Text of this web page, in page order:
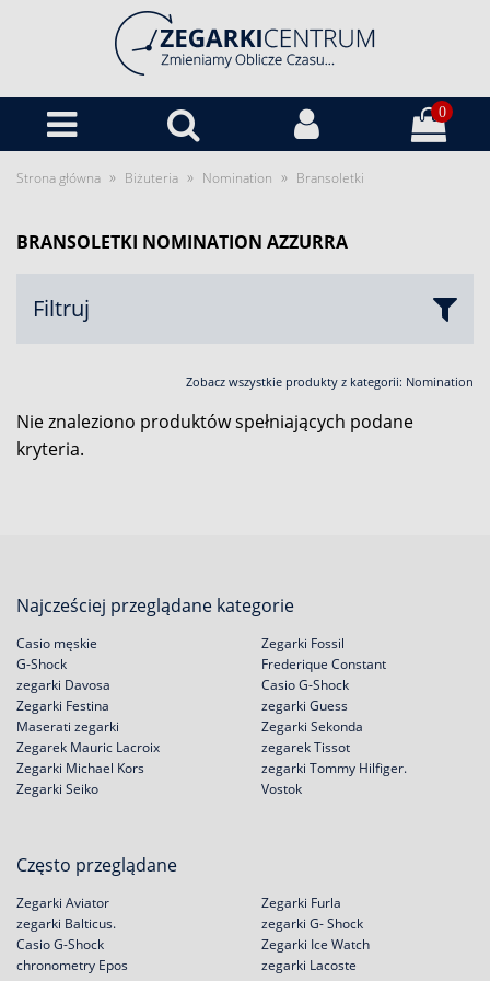
0
Strona główna » Biżuteria » Nomination » Bransoletki
BRANSOLETKI NOMINATION AZZURRA
Filtruj
Zobacz wszystkie produkty z kategorii: Nomination
Nie znaleziono produktów spełniających podane
kryteria.
Najcześciej przeglądane kategorie
Casio męskie
G-Shock
zegarki Davosa
Zegarki Festina
Zegarki Fossil
Frederique Constant
Casio G-Shock
zegarki Guess
Maserati zegarki
Zegarek Mauric Lacroix
Zegarki Michael Kors
Zegarki Seiko
Zegarki Sekonda
zegarek Tissot
zegarki Tommy Hilfiger.
Vostok
Często przeglądane
Zegarki Aviator
zegarki Balticus.
Casio G-Shock
chronometry Epos
Zegarki Furla
zegarki G- Shock
Zegarki Ice Watch
zegarki Lacoste